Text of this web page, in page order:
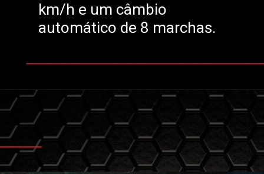
km/h e um câmbio
automático de 8 marchas.